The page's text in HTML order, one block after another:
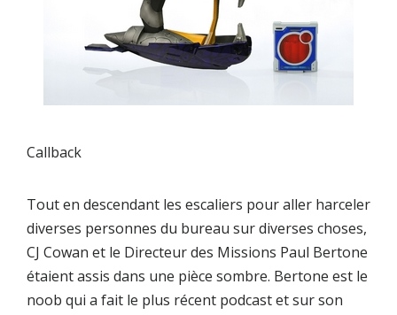
Callback
Tout en descendant les escaliers pour aller harceler
diverses personnes du bureau sur diverses choses,
CJ Cowan et le Directeur des Missions Paul Bertone
étaient assis dans une pièce sombre. Bertone est le
noob qui a fait le plus récent podcast et sur son